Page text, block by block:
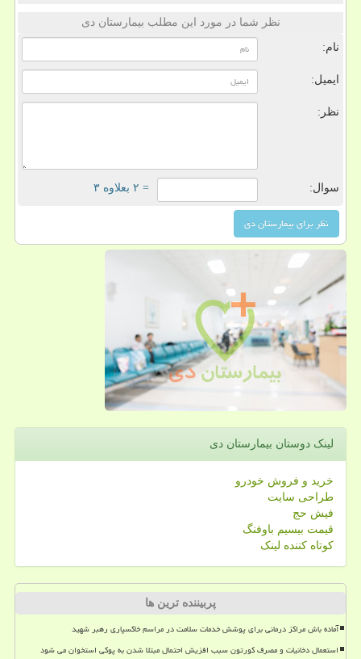
نظر شما در مورد این مطلب بیمارستان دی
نام:
ایمیل:
نظر:
سوال: = ۲ بعلاوه ۳
لینک دوستان بیمارستان دی
خرید و فروش خودرو
طراحی سایت
فیش حج
قیمت بیسیم باوفنگ
کوتاه کننده لینک
پربیننده ترین ها
آماده باش مراکز درمانی برای پوشش خدمات سلامت در مراسم خاکسپاری رهبر شهید
استعمال دخانیات و مصرف کورتون سبب افزیش احتمال مبتلا شدن به پوکی استخوان می شود